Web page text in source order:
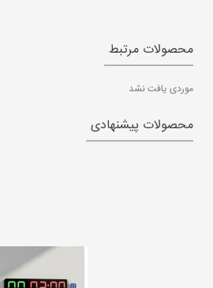
محصولات مرتبط
موردی یافت نشد
محصولات پیشنهادی